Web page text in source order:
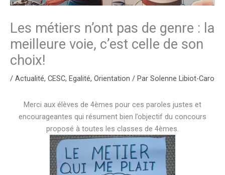
Les métiers n’ont pas de genre : la
meilleure voie, c’est celle de son
choix!
/ Actualité, CESC, Egalité, Orientation / Par Solenne Libiot-Caro
Merci aux élèves de 4èmes pour ces paroles justes et
encourageantes qui résument bien l’objectif du concours
proposé à toutes les classes de 4èmes.